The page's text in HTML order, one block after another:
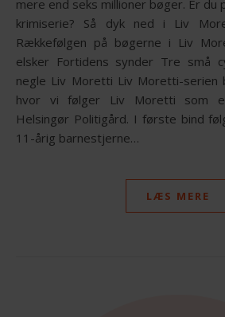
mere end seks millioner bøger. Er du
krimiserie? Så dyk ned i Liv
Rækkefølgen på bøgerne i Liv
elsker Fortidens synder Tre små
negle Liv Moretti Liv Moretti-
hvor vi følger Liv Moretti som
Helsingør Politigård. I første bind
11-årig barnestjerne…
LÆS MERE